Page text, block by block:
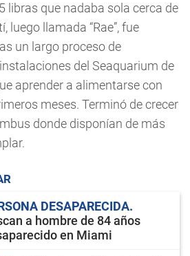
libras que nadaba sola cerca de
luego llamada “Rae”, fue
un largo proceso de
del Seaquarium de
aprender a alimentarse con
meses. Terminó de crecer
donde disponían de más
DESAPARECIDA
a hombre de 84 años
en Miami